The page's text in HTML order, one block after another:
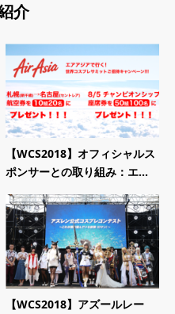
介
【WCS2018】オフィシャルス
ポンサーとの取り組み：エ...
【WCS2018】アズールレー